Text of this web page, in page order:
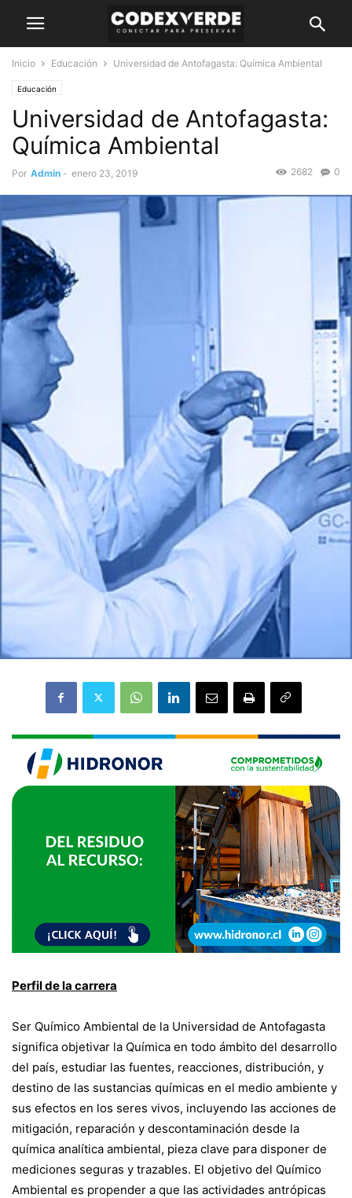
Inicio Educación Universidad de Antofagasta: Química Ambiental
Educación
Universidad de Antofagasta:
Química Ambiental
Por Admin - enero 23, 2019 0
2682
Perfil de la carrera
Ser Químico Ambiental de la Universidad de Antofagasta
significa objetivar la Química en todo ámbito del desarrollo
del país, estudiar las fuentes, reacciones, distribución, y
destino de las sustancias químicas en el medio ambiente y
sus efectos en los seres vivos, incluyendo las acciones de
mitigación, reparación y descontaminación desde la
química analítica ambiental, pieza clave para disponer de
mediciones seguras y trazables. El objetivo del Químico
Ambiental es propender a que las actividades antrópicas